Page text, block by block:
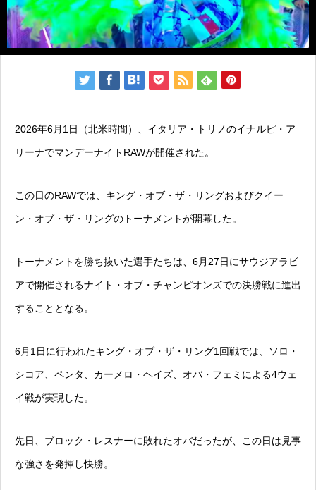
2026年6月1日（北米時間）、イタリア・トリノのイナルピ・ア
リーナでマンデーナイトRAWが開催された。
この日のRAWでは、キング・オブ・ザ・リングおよびクイー
ン・オブ・ザ・リングのトーナメントが開幕した。
トーナメントを勝ち抜いた選手たちは、6月27日にサウジアラビ
アで開催されるナイト・オブ・チャンピオンズでの決勝戦に進出
することとなる。
6月1日に行われたキング・オブ・ザ・リング1回戦では、ソロ・
シコア、ペンタ、カーメロ・ヘイズ、オバ・フェミによる4ウェ
イ戦が実現した。
先日、ブロック・レスナーに敗れたオバだったが、この日は見事
な強さを発揮し快勝。